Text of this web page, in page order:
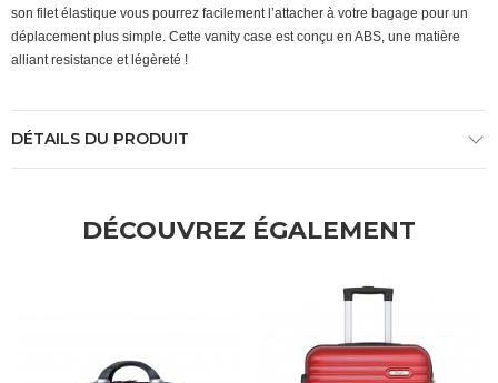
son filet élastique vous pourrez facilement l’attacher à votre bagage pour un
déplacement plus simple. Cette vanity case est conçu en ABS, une matière
alliant resistance et légèreté !
DÉTAILS DU PRODUIT
DÉCOUVREZ ÉGALEMENT